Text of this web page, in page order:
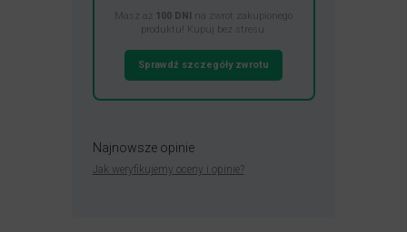
Masz aż 100 DNI na zwrot zakupionego
produktu! Kupuj bez stresu.
Sprawdź szczegóły zwrotu
Najnowsze opinie
Jak weryfikujemy oceny i opinie?